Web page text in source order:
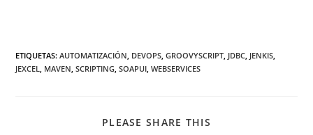
ETIQUETAS:AUTOMATIZACIÓN, DEVOPS, GROOVYSCRIPT, JDBC, JENKIS,
JEXCEL, MAVEN, SCRIPTING, SOAPUI, WEBSERVICES
PLEASE SHARE THIS